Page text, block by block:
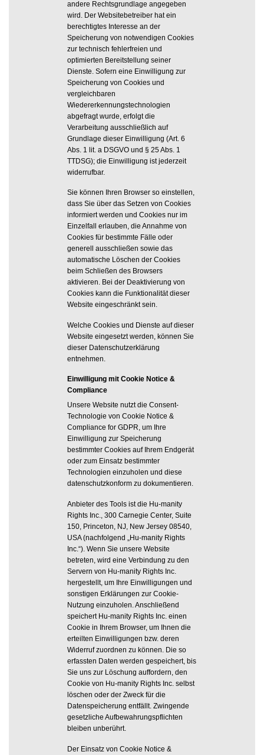
andere Rechtsgrundlage angegeben
wird. Der Websitebetreiber hat ein
berechtigtes Interesse an der
Speicherung von notwendigen Cookies
zur technisch fehlerfreien und
optimierten Bereitstellung seiner
Dienste. Sofern eine Einwilligung zur
Speicherung von Cookies und
vergleichbaren
Wiedererkennungstechnologien
abgefragt wurde, erfolgt die
Verarbeitung ausschließlich auf
Grundlage dieser Einwilligung (Art. 6
Abs. 1 lit. a DSGVO und § 25 Abs. 1
TTDSG); die Einwilligung ist jederzeit
widerrufbar.
Sie können Ihren Browser so einstellen,
dass Sie über das Setzen von Cookies
informiert werden und Cookies nur im
Einzelfall erlauben, die Annahme von
Cookies für bestimmte Fälle oder
generell ausschließen sowie das
automatische Löschen der Cookies
beim Schließen des Browsers
aktivieren. Bei der Deaktivierung von
Cookies kann die Funktionalität dieser
Website eingeschränkt sein.
Welche Cookies und Dienste auf dieser
Website eingesetzt werden, können Sie
dieser Datenschutzerklärung
entnehmen.
Einwilligung mit Cookie Notice &
Compliance
Unsere Website nutzt die Consent-
Technologie von Cookie Notice &
Compliance for GDPR, um Ihre
Einwilligung zur Speicherung
bestimmter Cookies auf Ihrem Endgerät
oder zum Einsatz bestimmter
Technologien einzuholen und diese
datenschutzkonform zu dokumentieren.
Anbieter des Tools ist die Hu-manity
Rights Inc., 300 Carnegie Center, Suite
150, Princeton, NJ, New Jersey 08540,
USA (nachfolgend „Hu-manity Rights
Inc.“). Wenn Sie unsere Website
betreten, wird eine Verbindung zu den
Servern von Hu-manity Rights Inc.
hergestellt, um Ihre Einwilligungen und
sonstigen Erklärungen zur Cookie-
Nutzung einzuholen. Anschließend
speichert Hu-manity Rights Inc. einen
Cookie in Ihrem Browser, um Ihnen die
erteilten Einwilligungen bzw. deren
Widerruf zuordnen zu können. Die so
erfassten Daten werden gespeichert, bis
Sie uns zur Löschung auffordern, den
Cookie von Hu-manity Rights Inc. selbst
löschen oder der Zweck für die
Datenspeicherung entfällt. Zwingende
gesetzliche Aufbewahrungspflichten
bleiben unberührt.
Der Einsatz von Cookie Notice &